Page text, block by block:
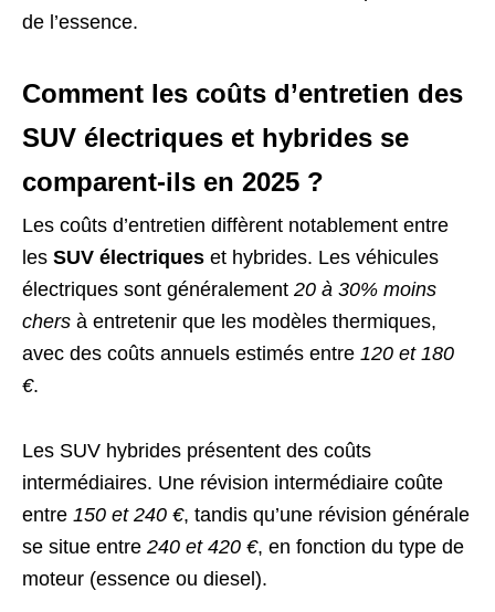
de l’essence.
Comment les coûts d’entretien des
SUV électriques et hybrides se
comparent-ils en 2025 ?
Les coûts d’entretien diffèrent notablement entre
les SUV électriques et hybrides. Les véhicules
électriques sont généralement 20 à 30% moins
chers à entretenir que les modèles thermiques,
avec des coûts annuels estimés entre 120 et 180
€.
Les SUV hybrides présentent des coûts
intermédiaires. Une révision intermédiaire coûte
entre 150 et 240 €, tandis qu’une révision générale
se situe entre 240 et 420 €, en fonction du type de
moteur (essence ou diesel).